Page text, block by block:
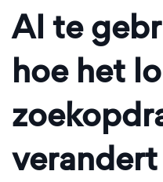
AI te
hoe het
verandert